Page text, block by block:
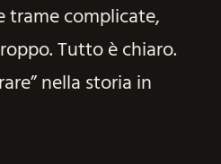
trame complicate,
Tutto è chiaro.
nella storia in